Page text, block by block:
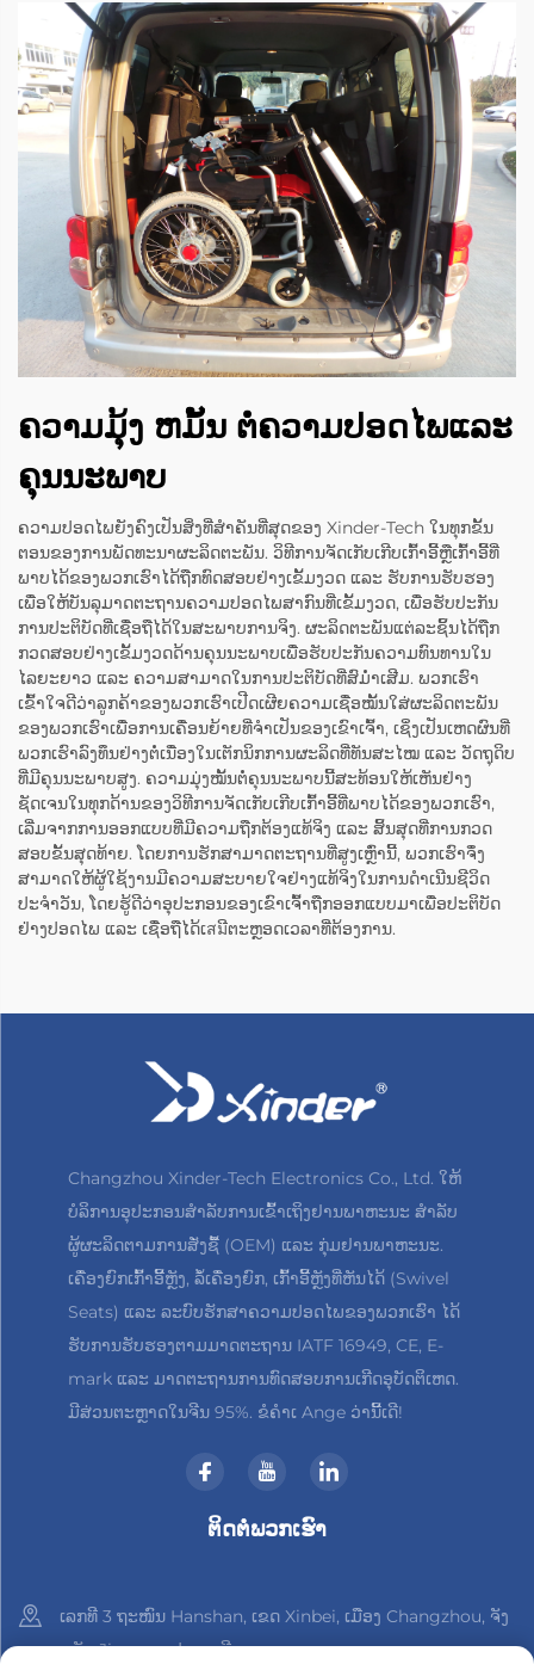
ຄວາມມຸ້ງ ຫມັ້ນ ຕໍ່ຄວາມປອດໄພແລະ
ຄຸນນະພາບ
ຄວາມປອດໄພຍັງຄົງເປັນສິ່ງທີ່ສຳຄັນທີ່ສຸດຂອງ Xinder-Tech ໃນທຸກຂັ້ນ
ຕອນຂອງການພັດທະນາຜະລິດຕະພັນ. ວິທີການຈັດເກັບເກີບເກົ້າອີ້ຫຼືເກົ້າອີ້ທີ່
ພາບໄດ້ຂອງພວກເຮົາໄດ້ຖືກທົດສອບຢ່າງເຂັ້ມງວດ ແລະ ຮັບການຮັບຮອງ
ເພື່ອໃຫ້ບັນລຸມາດຕະຖານຄວາມປອດໄພສາກົນທີ່ເຂັ້ມງວດ, ເພື່ອຮັບປະກັນ
ການປະຕິບັດທີ່ເຊື່ອຖືໄດ້ໃນສະພາບການຈິງ. ຜະລິດຕະພັນແຕ່ລະຊິ້ນໄດ້ຖືກ
ກວດສອບຢ່າງເຂັ້ມງວດດ້ານຄຸນນະພາບເພື່ອຮັບປະກັນຄວາມທົນທານໃນ
ໄລຍະຍາວ ແລະ ຄວາມສາມາດໃນການປະຕິບັດທີ່ສົມ່ຳເສີມ. ພວກເຮົາ
ເຂົ້າໃຈດີວ່າລູກຄ້າຂອງພວກເຮົາເປີດເຜີຍຄວາມເຊື່ອໝັ້ນໃສ່ຜະລິດຕະພັນ
ຂອງພວກເຮົາເພື່ອການເຄື່ອນຍ້າຍທີ່ຈຳເປັນຂອງເຂົາເຈົ້າ, ເຊິ່ງເປັນເຫດຜົນທີ່
ພວກເຮົາລົງທຶນຢ່າງຕໍ່ເນື່ອງໃນເຕັກນິກການຜະລິດທີ່ທັນສະໄໝ ແລະ ວັດຖຸດິບ
ທີ່ມີຄຸນນະພາບສູງ. ຄວາມມຸ່ງໝັ້ນຕໍ່ຄຸນນະພາບນີ້ສະທ້ອນໃຫ້ເຫັນຢ່າງ
ຊັດເຈນໃນທຸກດ້ານຂອງວິທີການຈັດເກັບເກີບເກົ້າອີ້ທີ່ພາບໄດ້ຂອງພວກເຮົາ,
ເລີ່ມຈາກການອອກແບບທີ່ມີຄວາມຖືກຕ້ອງແທ້ຈິງ ແລະ ສິ້ນສຸດທີ່ການກວດ
ສອບຂັ້ນສຸດທ້າຍ. ໂດຍການຮັກສາມາດຕະຖານທີ່ສູງເຫຼົ່ານີ້, ພວກເຮົາຈຶ່ງ
ສາມາດໃຫ້ຜູ້ໃຊ້ງານມີຄວາມສະບາຍໃຈຢ່າງແທ້ຈິງໃນການດຳເນີນຊີວິດ
ປະຈຳວັນ, ໂດຍຮູ້ດີວ່າອຸປະກອນຂອງເຂົາເຈົ້າຖືກອອກແບບມາເພື່ອປະຕິບັດ
ຢ່າງປອດໄພ ແລະ ເຊື່ອຖືໄດ້ເสมີຕະຫຼອດເວລາທີ່ຕ້ອງການ.
Changzhou Xinder-Tech Electronics Co., Ltd. ໃຫ້
ບໍລິການອຸປະກອນສຳລັບການເຂົ້າເຖິງຢານພາຫະນະ ສຳລັບ
ຜູ້ຜະລິດຕາມການສັ່ງຊື້ (OEM) ແລະ ກຸ່ມຢານພາຫະນະ.
ເຄື່ອງຍົກເກົ້າອີ້ຫຼັງ, ລໍ້ເຄື່ອງຍົກ, ເກົ້າອີ້ຫຼັງທີ່ຫັນໄດ້ (Swivel
Seats) ແລະ ລະບົບຮັກສາຄວາມປອດໄພຂອງພວກເຮົາ ໄດ້
ຮັບການຮັບຮອງຕາມມາດຕະຖານ IATF 16949, CE, E-
mark ແລະ ມາດຕະຖານການທົດສອບການເກີດອຸບັດຕິເຫດ.
ມີສ່ວນຕະຫຼາດໃນຈີນ 95%. ຂໍຄຳເ Ange ວ່ານີ້ເດີ!
ຕິດຕໍ່ພວກເຮົາ
ເລກທີ 3 ຖະໜົນ Hanshan, ເຂດ Xinbei, ເມືອງ Changzhou, ຈັງ
ຫວັດ Jiangsu, ປະເທດຈີນ